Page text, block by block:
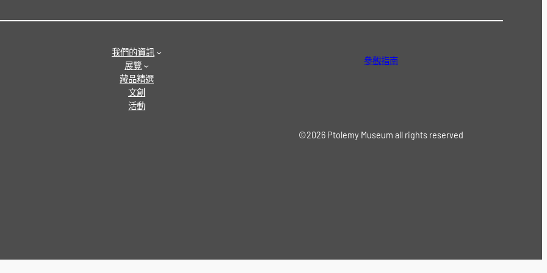
我們的資訊
展覽
藏品精選
文創
活動
參觀指南
©2026 Ptolemy Museum all rights reserved